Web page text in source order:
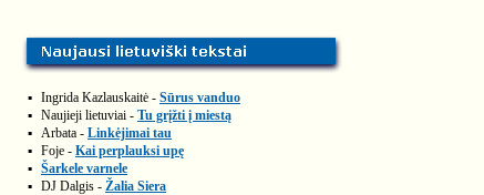
▪ Ingrida Kazlauskaitė - Sūrus vanduo
▪ Naujieji lietuviai - Tu grįžti į miestą
▪ Arbata - Linkėjimai tau
▪ Foje - Kai perplauksi upę
▪ Šarkele varnele
▪ DJ Dalgis - Žalia Siera